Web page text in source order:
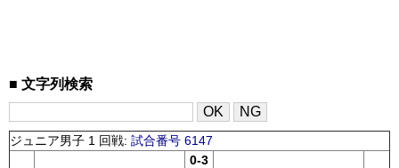
文字列検索
ジュニア男子 1 回戦: 試合番号 6147
0-3